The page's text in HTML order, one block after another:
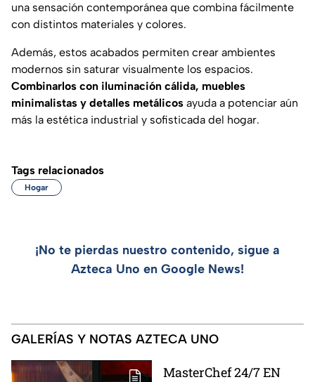
una sensación contemporánea que combina fácilmente
con distintos materiales y colores.
Además, estos acabados permiten crear ambientes
modernos sin saturar visualmente los espacios.
Combinarlos con iluminación cálida, muebles
minimalistas y detalles metálicos ayuda a potenciar aún
más la estética industrial y sofisticada del hogar.
Tags relacionados
Hogar
¡No te pierdas nuestro contenido, sigue a
Azteca Uno en Google News!
GALERÍAS Y NOTAS AZTECA UNO
MasterChef 24/7 EN